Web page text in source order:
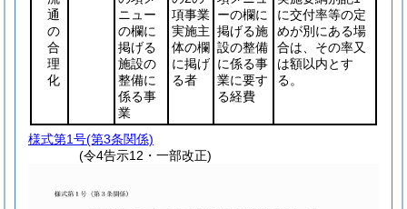
通
の
合
理
化
ニュー
の欄に
掲げる
施設の
整備に
係る事
業
項事業
実施主
体の欄
に掲げ
る者
ーの欄に
掲げる施
設の整備
に係る事
業に要す
る経費
に交付率等の定
めが別にある場
合は、その率又
は額以内とす
る。
様式第1号(第3条関係)
(令4告示12・一部改正)